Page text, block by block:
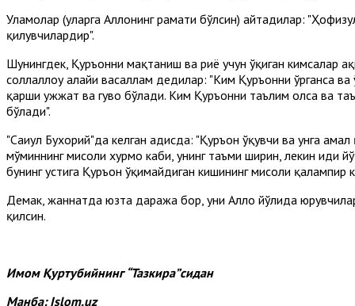
Уламолар (уларга Аллоҳнинг раҳмати бўлсин) айтадилар:
қилувчилардир".
Шунингдек, Қуръонни мақтаниш ва риё учун ўқиган кимсалар
соллаллоҳу алайҳи васаллам дедилар: "Ким Қуръонни ўрганса
қарши ҳужжат ва гувоҳ бўлади. Ким Қуръонни таълим олса ва
бўлади".
"Саҳиҳул Бухорий"да келган ҳадисда: "Қуръон ўқувчи ва унга
мўминнинг мисоли хурмо каби, унинг таъми ширин, лекин ҳиди
бунинг устига Қуръон ўқимайдиган кишининг мисоли қалампир
Демак, жаннатда юзта даража бор, уни Аллоҳ йўлида
қилсин.
Имом Қуртубийнинг “Тазкира”сидан
Манба:Islom.uz